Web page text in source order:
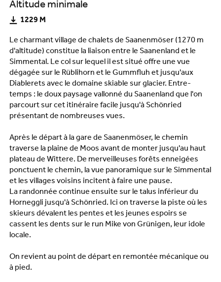
Le charmant village de chalets de Saanenmöser (1270 m
d'altitude) constitue la liaison entre le Saanenland et le
Simmental. Le col sur lequel il est situé offre une vue
dégagée sur le Rüblihorn et le Gummfluh et jusqu'aux
Diablerets avec le domaine skiable sur glacier. Entre-
temps : le doux paysage vallonné du Saanenland que l'on
parcourt sur cet itinéraire facile jusqu'à Schönried
présentant de nombreuses vues.
Après le départ à la gare de Saanenmöser, le chemin
traverse la plaine de Moos avant de monter jusqu'au haut
plateau de Wittere. De merveilleuses forêts enneigées
ponctuent le chemin, la vue panoramique sur le Simmental
et les villages voisins incitent à faire une pause.
La randonnée continue ensuite sur le talus inférieur du
Horneggli jusqu'à Schönried. Ici on traverse la piste où les
skieurs dévalent les pentes et les jeunes espoirs se
cassent les dents sur le run Mike von Grünigen, leur idole
locale.
On revient au point de départ en remontée mécanique ou
à pied.
Altitude minimale
1229 M